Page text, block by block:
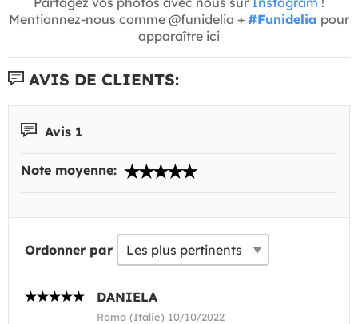
Mentionnez-nous comme @funidelia + #Funidelia pour
apparaître ici
AVIS DE CLIENTS:
Avis 1
Note moyenne:
Ordonner par
DANIELA
Roma (Italie) 10/10/2022